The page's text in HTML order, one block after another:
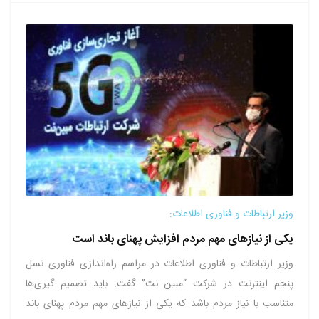
وزیر ارتباطات و فناوری اطلاعات:
یکی از نیازهای مهم مردم افزایش پهنای باند است
وزیر ارتباطات و فناوری اطلاعات در مراسم راه‌اندازی فناوری نسل
پنجم اینترنت در شرکت “مبین نت” گفت: باید تصمیم گیری‌ها
متناسب با نیاز مردم باشد که یکی از نیازهای مهم مردم پهنای باند